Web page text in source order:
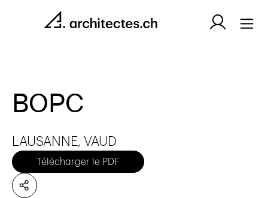
BOPC
LAUSANNE, VAUD
Télécharger le PDF